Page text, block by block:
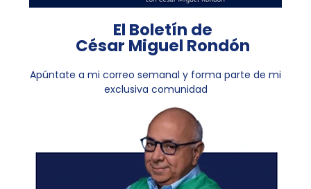
El Boletín de
César Miguel Rondón
Apúntate a mi correo semanal y forma parte de mi
exclusiva comunidad